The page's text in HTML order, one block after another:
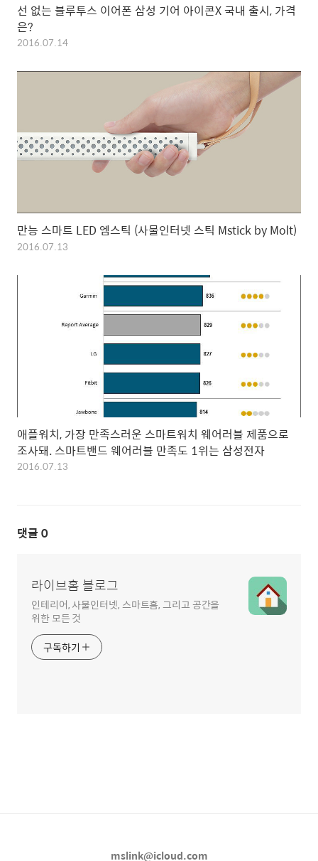
선 없는 블루투스 이어폰 삼성 기어 아이콘X 국내 출시, 가격
은?
2016.07.14
만능 스마트 LED 엠스틱 (사물인터넷 스틱 Mstick by Molt)
2016.07.13
애플워치, 가장 만족스러운 스마트워치 웨어러블 제품으로
조사돼. 스마트밴드 웨어러블 만족도 1위는 삼성전자
2016.07.13
댓글 0
라이브홈 블로그
인테리어, 사물인터넷, 스마트홈, 그리고 공간을
위한 모든 것
구독하기
mslink@icloud.com